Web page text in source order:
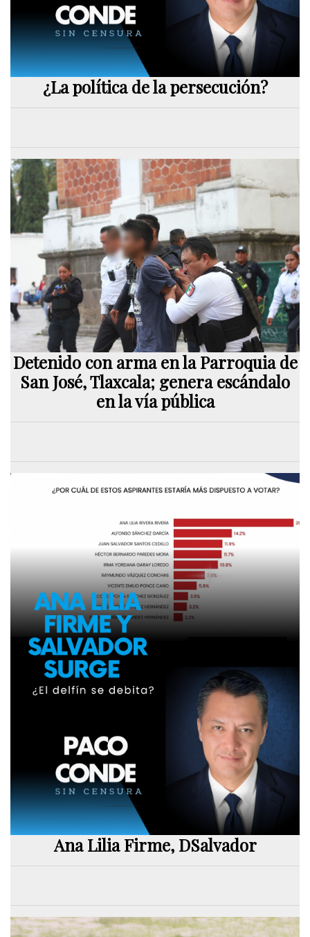
¿La política de la persecución?
Detenido con arma en la Parroquia de
San José, Tlaxcala; genera escándalo
en la vía pública
Ana Lilia Firme, DSalvador